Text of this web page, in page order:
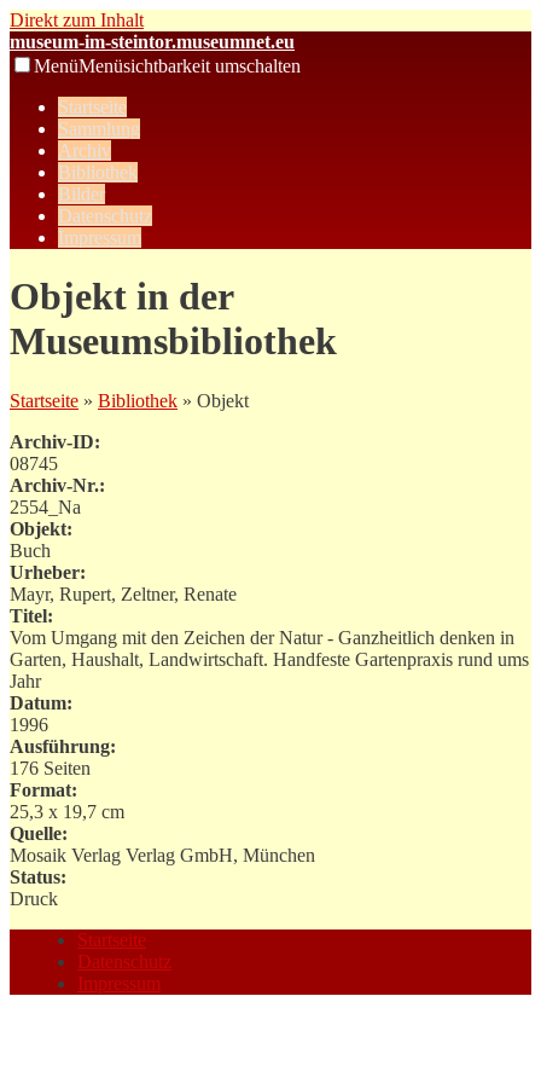
Direkt zum Inhalt
museum-im-steintor.museumnet.eu
MenüMenüsichtbarkeit umschalten
Startseite
Sammlung
Archiv
Bibliothek
Bilder
Datenschutz
Impressum
Objekt in der
Museumsbibliothek
Startseite » Bibliothek » Objekt
Archiv-ID:
08745
Archiv-Nr.:
2554_Na
Objekt:
Buch
Urheber:
Mayr, Rupert, Zeltner, Renate
Titel:
Vom Umgang mit den Zeichen der Natur - Ganzheitlich denken in
Garten, Haushalt, Landwirtschaft. Handfeste Gartenpraxis rund ums
Jahr
Datum:
1996
Ausführung:
176 Seiten
Format:
25,3 x 19,7 cm
Quelle:
Mosaik Verlag Verlag GmbH, München
Status:
Druck
Startseite
Datenschutz
Impressum